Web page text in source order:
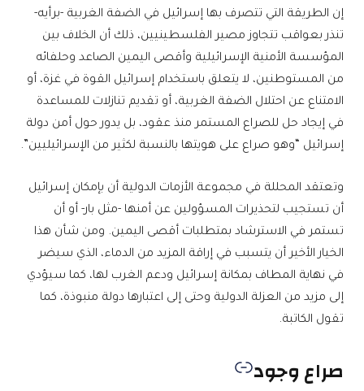
إن الطريقة التي تتصرف بها إسرائيل في الضفة الغربية -برأيه-
تنذر بعواقب تتجاوز مصير الفلسطينيين، ذلك أن الخلاف بين
المؤسسة الأمنية الإسرائيلية وأقصى اليمين الصاعد وحلفائه
من المستوطنين، لا يتعلق باستخدام إسرائيل القوة في غزة، أو
الامتناع عن احتلال الضفة الغربية، أو تقديم تنازلات للمساعدة
في إيجاد حل للصراع المستمر منذ عقود، بل يدور حول أمن دولة
إسرائيل “وهو صراع على هويتها بالنسبة لكثير من الإسرائيليين”.
وتعتقد المحللة في مجموعة الأزمات الدولية أن بإمكان إسرائيل
أن تستجيب لتحذيرات المسؤولين عن أمنها -مثل بار- أو أن
تستمر في الاسترشاد بمتطلبات أقصى اليمين. ومن شأن هذا
الخيار الأخير أن يتسبب في إراقة المزيد من الدماء، الذي سيضر
في نهاية المطاف بمكانة إسرائيل ودعم الغرب لها، كما سيؤدي
إلى مزيد من العزلة الدولية وحتى إلى اعتبارها دولة منبوذة، كما
تقول الكاتبة.
صراع وجود